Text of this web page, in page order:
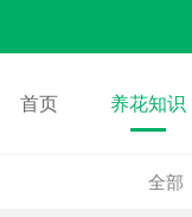
首页 养花知识
全部